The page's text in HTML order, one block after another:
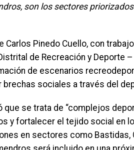
son los sectores
Carlos Pinedo Cuello, con
de Recreación y Deporte –
de escenarios
sociales a través del
que se trata de “complejos
y fortalecer el tejido social en
en sectores como Bastidas,